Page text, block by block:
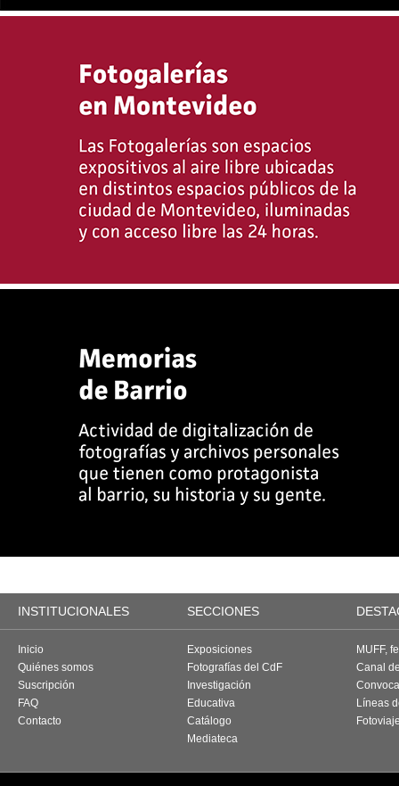
INSTITUCIONALES SECCIONES
Inicio
Quiénes somos
Suscripción
FAQ
Contacto
Exposiciones
Fotografías del CdF
Investigación
Educativa
Catálogo
Mediateca
MUFF,
Canal
Líneas